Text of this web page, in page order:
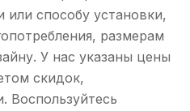
или способу установки,
размерам
У нас указаны цены
скидок,
Воспользуйтесь